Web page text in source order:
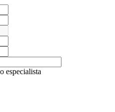
especialista